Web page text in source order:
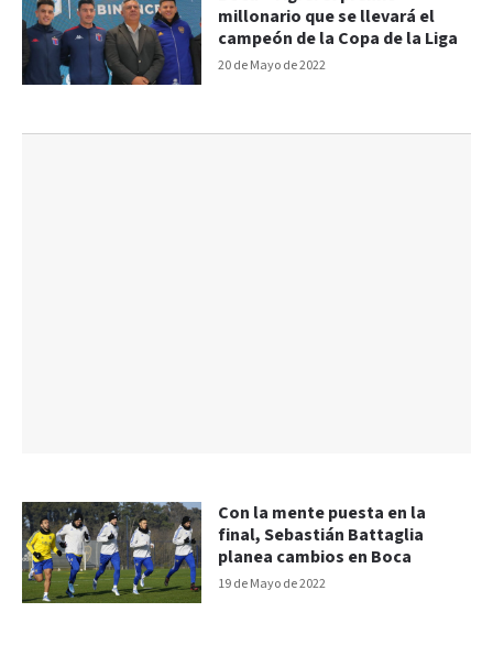
20 de Mayo de 2022
millonario que se llevará el
campeón de la Copa de la Liga
19 de Mayo de 2022
Con la mente puesta en la
final, Sebastián Battaglia
planea cambios en Boca